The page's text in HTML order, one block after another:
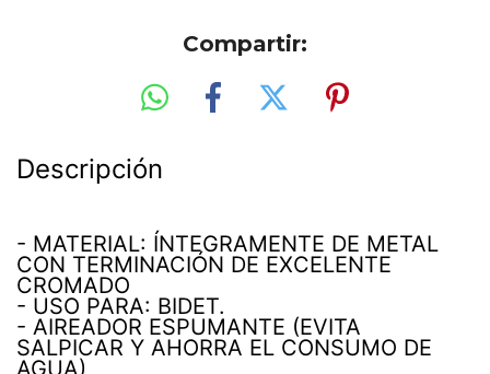
Compartir:
Descripción
- MATERIAL: ÍNTEGRAMENTE DE METAL
CON TERMINACIÓN DE EXCELENTE
CROMADO
- USO PARA: BIDET.
- AIREADOR ESPUMANTE (EVITA
SALPICAR Y AHORRA EL CONSUMO DE
AGUA)